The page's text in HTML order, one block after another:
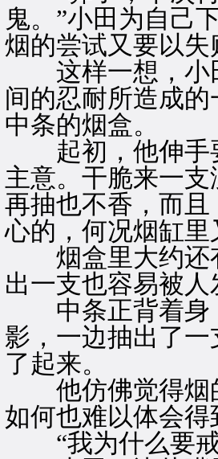
鬼。”小田为自己
烟的尝试又要以
这样一想，小
间的忍耐所造成
中条的烟盒。
起初，他伸手
主意。干脆来一
再抽也不香，而
心的，何况烟缸
烟盒里大约还
出一支也容易被
中条正背着身
影，一边抽出了
了起来。
他仿佛觉得烟
如何也难以体会
“我为什么要戒